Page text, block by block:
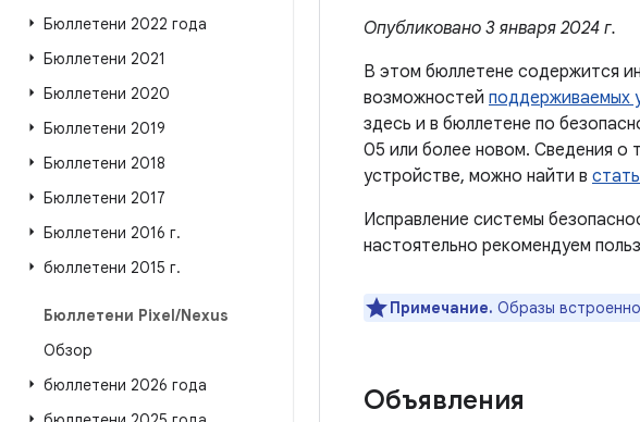
Бюллетени 2022 года
Бюллетени 2021
Бюллетени 2020
Бюллетени 2019
Бюллетени 2018
Бюллетени 2017
Бюллетени 2016 г.
бюллетени 2015 г.
Бюллетени Pixel/Nexus
Обзор
бюллетени 2026 года
Опубликовано 3 января 2024 г.
В этом бюллетене содержится
возможностей поддерживаемых
здесь и в бюллетене по
05 или более новом. Сведения о
устройстве, можно найти в
Исправление системы
настоятельно рекомендуем
Примечание. Образы
Объявления